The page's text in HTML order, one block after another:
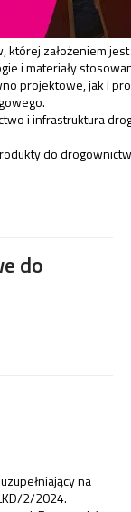
której założeniem
i materiały
projektowe, jak i
i infrastruktura
do
do
na
2/2024.